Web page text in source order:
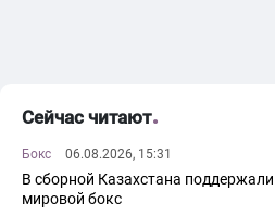
Сейчас читают
Бокс 06.08.2026, 15:31
В сборной Казахстана
мировой бокс